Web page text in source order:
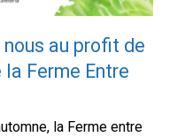
au profit de
la Ferme Entre
la Ferme entre